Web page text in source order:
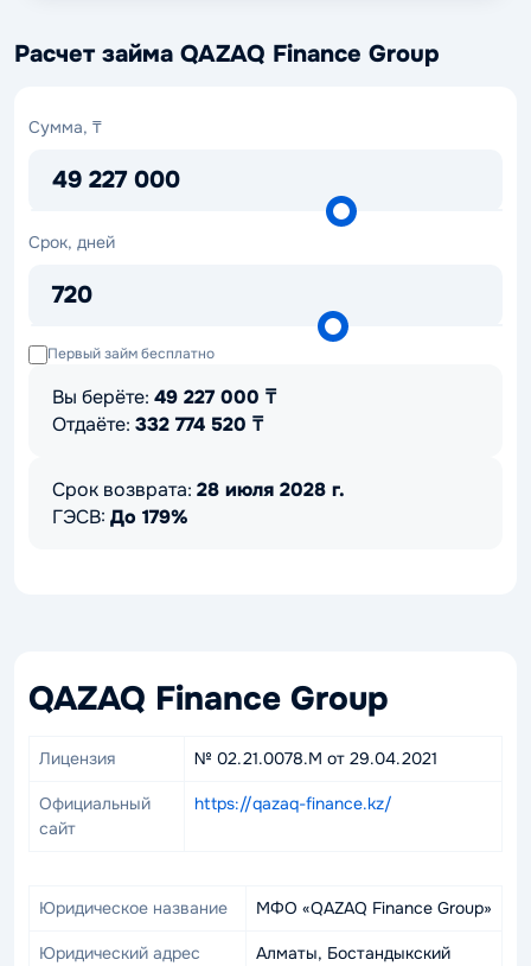
Расчет займа QAZAQ Finance Group
Сумма, ₸
49 227 000
Сумма,
Срок, дней
720
Срок,
Первый займ бесплатно
Вы берёте: 49 227 000 ₸
Отдаёте: 332 774 520 ₸
Срок возврата: 28 июля 2028 г.
ГЭСВ: До 179%
QAZAQ Finance Group
Лицензия № 02.21.0078.М от 29.04.2021
Официальный
сайт
https://qazaq-finance.kz/
Юридическое название МФО «QAZAQ Finance Group»
Юридический адрес
Алматы, Бостандыкский